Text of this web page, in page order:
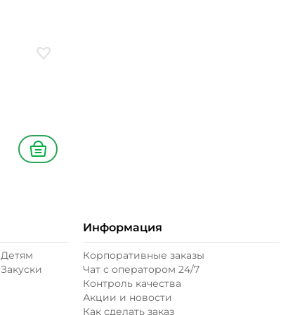
Добавить в избранное
В корзину
Детям
Закуски
Информация
Корпоративные заказы
Чат с оператором 24/7
Контроль качества
Акции и новости
Как сделать заказ